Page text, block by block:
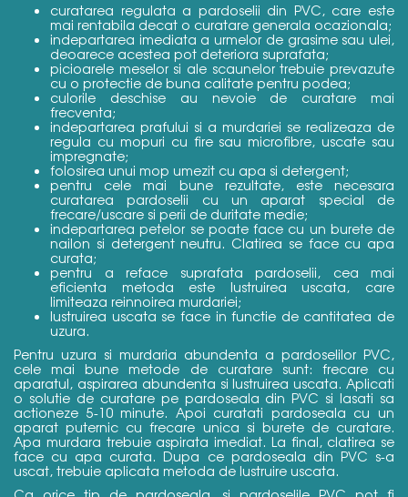
curatarea regulata a pardoselii din PVC, care este
mai rentabila decat o curatare generala ocazionala;
indepartarea imediata a urmelor de grasime sau ulei,
deoarece acestea pot deteriora suprafata;
picioarele meselor si ale scaunelor trebuie prevazute
cu o protectie de buna calitate pentru podea;
culorile deschise au nevoie de curatare mai
frecventa;
indepartarea prafului si a murdariei se realizeaza de
regula cu mopuri cu fire sau microfibre, uscate sau
impregnate;
folosirea unui mop umezit cu apa si detergent;
pentru cele mai bune rezultate, este necesara
curatarea pardoselii cu un aparat special de
frecare/uscare si perii de duritate medie;
indepartarea petelor se poate face cu un burete de
nailon si detergent neutru. Clatirea se face cu apa
curata;
pentru a reface suprafata pardoselii, cea mai
eficienta metoda este lustruirea uscata, care
limiteaza reinnoirea murdariei;
lustruirea uscata se face in functie de cantitatea de
uzura.
Pentru uzura si murdaria abundenta a pardoselilor PVC,
cele mai bune metode de curatare sunt: frecare cu
aparatul, aspirarea abundenta si lustruirea uscata. Aplicati
o solutie de curatare pe pardoseala din PVC si lasati sa
actioneze 5-10 minute. Apoi curatati pardoseala cu un
aparat puternic cu frecare unica si burete de curatare.
Apa murdara trebuie aspirata imediat. La final, clatirea se
face cu apa curata. Dupa ce pardoseala din PVC s-a
uscat, trebuie aplicata metoda de lustruire uscata.